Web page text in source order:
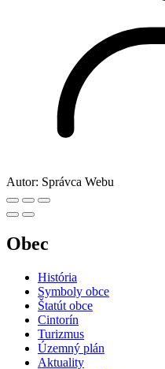
Autor: Správca Webu
Obec
História
Symboly obce
Štatút obce
Cintorín
Turizmus
Územný plán
Aktuality